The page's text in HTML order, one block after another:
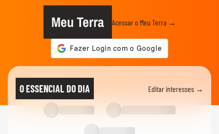
Vídeo mostra o momento da prisão de pai
e madrasta suspeitos de...
Lula diz que liberdade de expressão 'tem
limite' ao sancionar lei...
Flávio Bolsonaro afirma que anúncio de
Gaspar como vice foi...
Meu Terra Acessar o Meu Terra →
O ESSENCIAL DO DIA Editar interesses →